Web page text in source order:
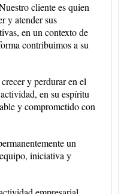
cliente es quien
y atender sus
en un contexto de
contribuimos a su
y perdurar en el
en su espíritu
y comprometido con
un
iniciativa y